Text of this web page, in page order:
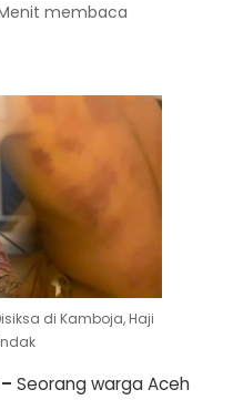
membaca
di Kamboja, Haji
Seorang warga Aceh